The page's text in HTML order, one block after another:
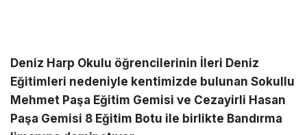
Deniz Harp Okulu öğrencilerinin İleri Deniz
Eğitimleri nedeniyle kentimizde bulunan Sokullu
Mehmet Paşa Eğitim Gemisi ve Cezayirli Hasan
Paşa Gemisi 8 Eğitim Botu ile birlikte Bandırma